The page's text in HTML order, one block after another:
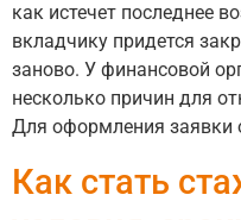
как истечет последнее
вкладчику придется
заново. У финансовой
несколько причин для
Для оформления заявки
Как стать